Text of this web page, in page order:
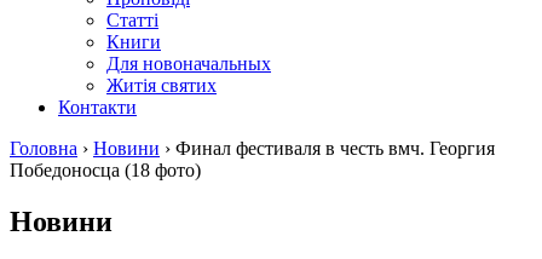
Статті
Книги
Для новоначальных
Житія святих
Контакти
Головна › Новини › Финал фестиваля в честь вмч. Георгия
Победоносца (18 фото)
Новини